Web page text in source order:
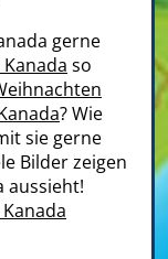
gerne
so
? Wie
sie gerne
Bilder zeigen
aussieht!